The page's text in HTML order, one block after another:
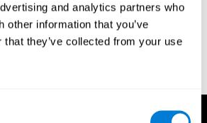
and analytics partners who
other information that you’ve
that they’ve collected from your use
Woodcock Reading Mastery Tests, Third